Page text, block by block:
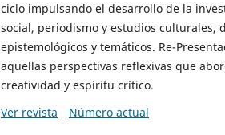
ciclo impulsando el desarrollo de la
social, periodismo y estudios culturales,
epistemológicos y temáticos. Re-
aquellas perspectivas reflexivas que
creatividad y espíritu crítico.
Ver revista
Número actual